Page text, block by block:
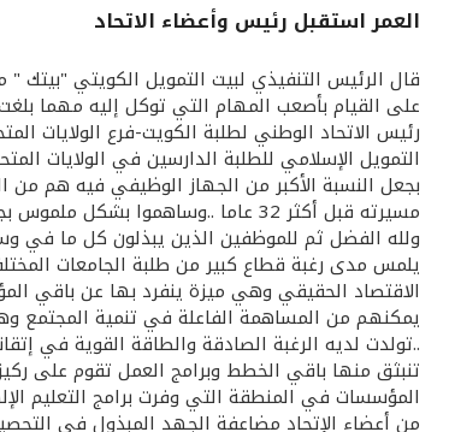
العمر استقبل رئيس وأعضاء الاتحاد
قال الرئيس التنفيذي لبيت التمويل الكويتي "بيتك
على القيام بأصعب المهام التي توكل إليه مهما
رئيس الاتحاد الوطني لطلبة الكويت-فرع الولايات
التمويل الإسلامي للطلبة الدارسين في الولايات
بجعل النسبة الأكبر من الجهاز الوظيفي فيه هم من
مسيرته قبل أكثر 32 عاما
ولله الفضل ثم للموظفين الذين يبذلون كل ما في
يلمس مدى رغبة قطاع كبير من طلبة الجامعات
الاقتصاد الحقيقي وهي ميزة ينفرد بها عن باقي
يمكنهم من المساهمة الفاعلة في تنمية
..تولدت لديه الرغبة الصادقة والطاقة القوية في
تنبثق منها باقي الخطط وبرامج العمل تقوم على
من أعضاء الإتحاد مضاعفة الجهد المبذول في